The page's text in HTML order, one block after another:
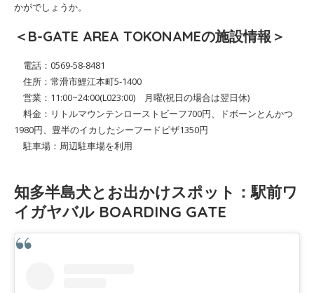
かがでしょうか。
＜B-GATE AREA TOKONAMEの施設情報＞
電話：0569-58-8481
住所：常滑市鯉江本町5-1400
営業：11:00~24:00(L023:00) 月曜(祝日の場合は翌日休)
料金：リトルマウンテンローストビーフ700円、ドボーンとんかつ
1980円、豊半のイカしたシーフードピザ1350円
駐車場：周辺駐車場を利用
知多半島犬とお出かけスポット：駅前ワ
イガヤバル BOARDING GATE